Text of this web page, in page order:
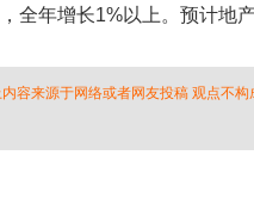
全年增长1%以上。预计地
容来源于网络或者网友投稿 观点不